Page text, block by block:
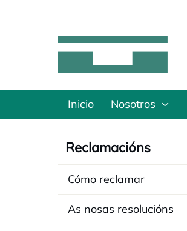
Inicio Nosotros
Reclamacións
Cómo reclamar
As nosas resolucións